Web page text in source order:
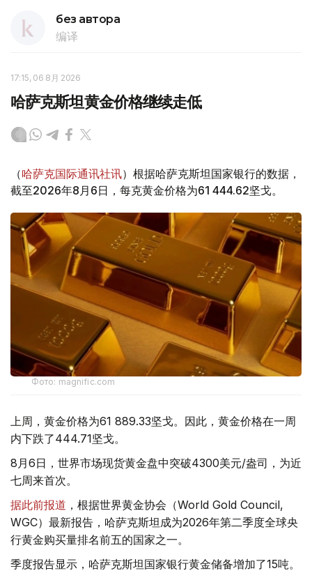
без автора
编译
17:15, 06 8月 2026
哈萨克斯坦黄金价格继续走低
（哈萨克国际通讯社讯）根据哈萨克斯坦国家银行的数据，
截至2026年8月6日，每克黄金价格为61 444.62坚戈。
Фото: magnific.com
上周，黄金价格为61 889.33坚戈。因此，黄金价格在一周
内下跌了444.71坚戈。
8月6日，世界市场现货黄金盘中突破4300美元/盎司，为近
七周来首次。
据此前报道 ，根据世界黄金协会（World Gold Council,
WGC）最新报告，哈萨克斯坦成为2026年第二季度全球央
行黄金购买量排名前五的国家之一。
季度报告显示，哈萨克斯坦国家银行黄金储备增加了15吨。